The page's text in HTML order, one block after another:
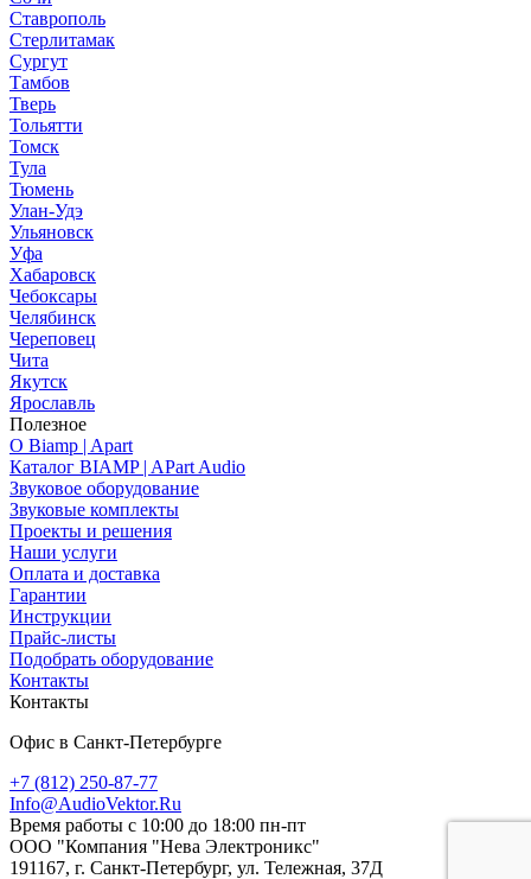
Ставрополь
Стерлитамак
Сургут
Тамбов
Тверь
Тольятти
Томск
Тула
Тюмень
Улан-Удэ
Ульяновск
Уфа
Хабаровск
Чебоксары
Челябинск
Череповец
Чита
Якутск
Ярославль
Полезное
О Biamp | Apart
Каталог BIAMP | APart Audio
Звуковое оборудование
Звуковые комплекты
Проекты и решения
Наши услуги
Оплата и доставка
Гарантии
Инструкции
Прайс-листы
Подобрать оборудование
Контакты
Контакты
Офис в Санкт-Петербурге
+7 (812) 250-87-77
Info@AudioVektor.Ru
Время работы с 10:00 до 18:00 пн-пт
ООО "Компания "Нева Электроникс"
191167, г. Санкт-Петербург, ул. Тележная, 37Д